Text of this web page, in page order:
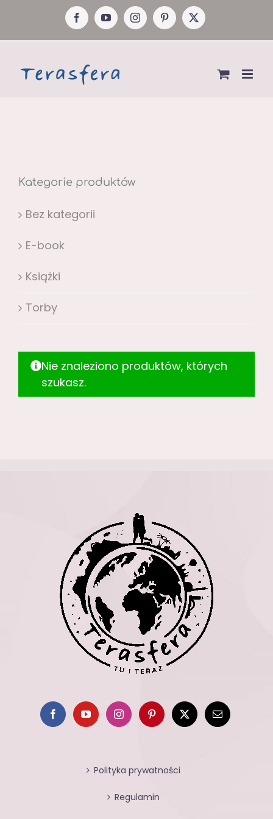
zawartości
FacebookYouTubeInstagramPinterestX
Nie znaleziono produktów, których
szukasz.
Kategorie produktów
Bez kategorii
E-book
Książki
Torby
Polityka prywatności
Regulamin